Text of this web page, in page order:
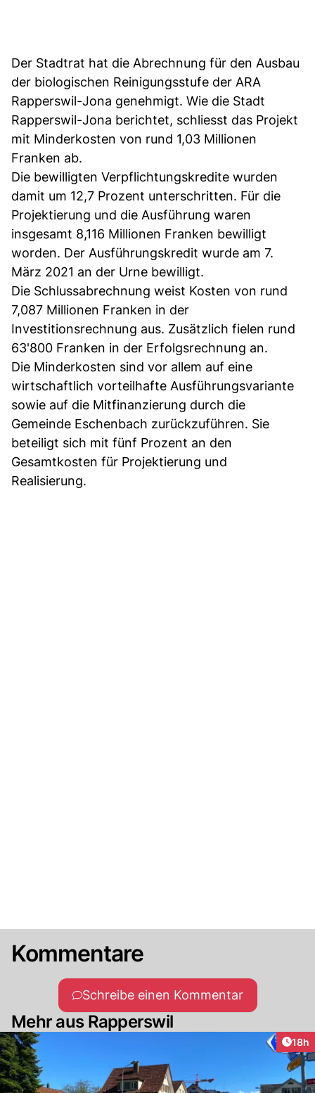
Der Stadtrat hat die Abrechnung für den Ausbau
der biologischen Reinigungsstufe der ARA
Rapperswil-Jona genehmigt. Wie die Stadt
Rapperswil-Jona berichtet, schliesst das Projekt
mit Minderkosten von rund 1,03 Millionen
Franken ab.
Die bewilligten Verpflichtungskredite wurden
damit um 12,7 Prozent unterschritten. Für die
Projektierung und die Ausführung waren
insgesamt 8,116 Millionen Franken bewilligt
worden. Der Ausführungskredit wurde am 7.
März 2021 an der Urne bewilligt.
Die Schlussabrechnung weist Kosten von rund
7,087 Millionen Franken in der
Investitionsrechnung aus. Zusätzlich fielen rund
63'800 Franken in der Erfolgsrechnung an.
Die Minderkosten sind vor allem auf eine
wirtschaftlich vorteilhafte Ausführungsvariante
sowie auf die Mitfinanzierung durch die
Gemeinde Eschenbach zurückzuführen. Sie
beteiligt sich mit fünf Prozent an den
Gesamtkosten für Projektierung und
Realisierung.
Kommentare
Schreibe einen Kommentar
Mehr aus Rapperswil
18h